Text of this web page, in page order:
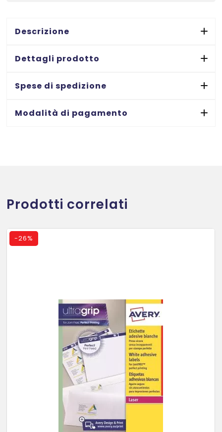
105x148
100
quantità
Descrizione
Dettagli prodotto
Spese di spedizione
Modalità di pagamento
Prodotti correlati
-26%